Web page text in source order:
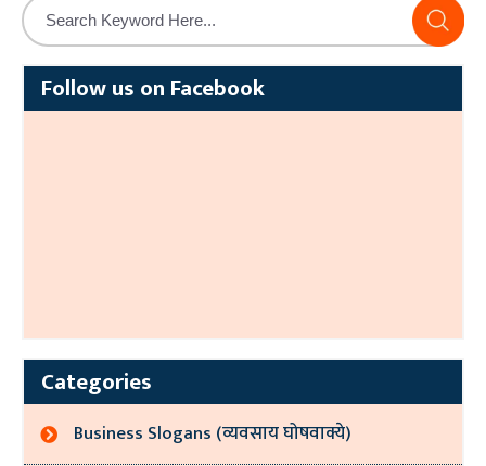
Follow us on Facebook
Categories
Business Slogans (व्यवसाय घोषवाक्ये)